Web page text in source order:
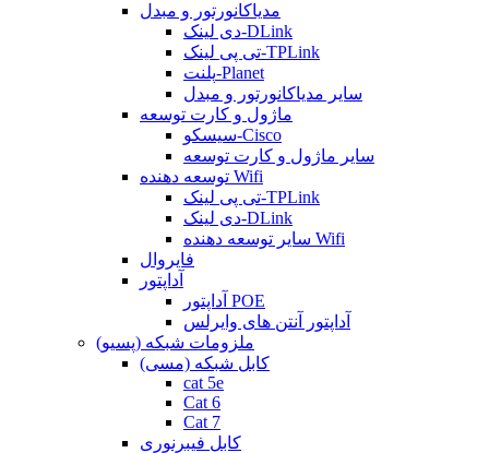
مدیاکانورتور و مبدل
دی لینک-DLink
تی پی لینک-TPLink
پلنت-Planet
سایر مدیاکانورتور و مبدل
ماژول و کارت توسعه
سیسکو-Cisco
سایر ماژول و کارت توسعه
توسعه دهنده Wifi
تی پی لینک-TPLink
دی لینک-DLink
سایر توسعه دهنده Wifi
فایروال
آداپتور
آداپتور POE
آداپتور آنتن های وایرلس
ملزومات شبکه (پسیو)
کابل شبکه (مسی)
cat 5e
Cat 6
Cat 7
کابل فیبرنوری